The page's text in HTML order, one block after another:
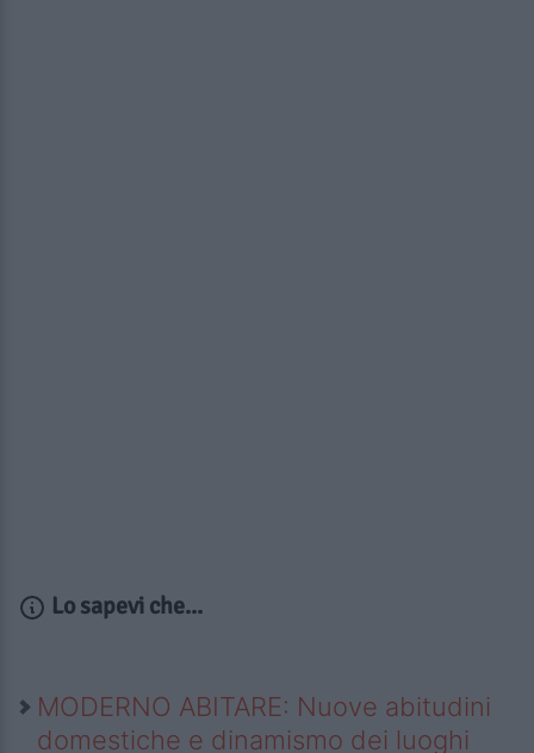
Lo sapevi che...
MODERNO ABITARE: Nuove abitudini
domestiche e dinamismo dei luoghi